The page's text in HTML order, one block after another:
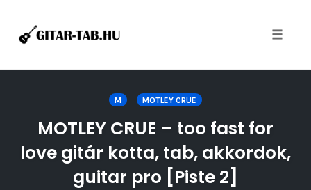
M MOTLEY CRUE
MOTLEY CRUE – too fast for
love gitár kotta, tab, akkordok,
guitar pro [Piste 2]